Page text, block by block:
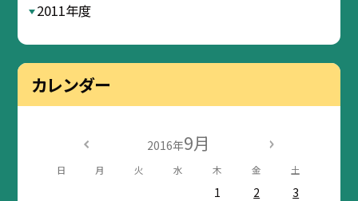
2011年度
カレンダー
2016年9月
日 月 火 水 木 金 土
1 2
3